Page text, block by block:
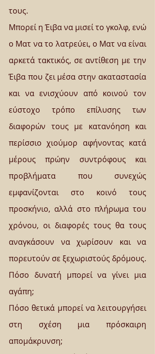
τους.
Μπορεί η Έιβα να μισεί το γκολφ, ενώ
ο Ματ να το λατρεύει, ο Ματ να είναι
αρκετά τακτικός, σε αντίθεση με την
Έιβα που ζει μέσα στην ακαταστασία
και να ενισχύουν από κοινού τον
εύστοχο τρόπο επίλυσης των
διαφορών τους με κατανόηση και
περίσσιο χιούμορ αφήνοντας κατά
μέρους πρώην συντρόφους και
προβλήματα που συνεχώς
εμφανίζονται στο κοινό τους
προσκήνιο, αλλά στο πλήρωμα του
χρόνου, οι διαφορές τους θα τους
αναγκάσουν να χωρίσουν και να
πορευτούν σε ξεχωριστούς δρόμους.
Πόσο δυνατή μπορεί να γίνει μια
αγάπη;
Πόσο θετικά μπορεί να λειτουργήσει
στη σχέση μια πρόσκαιρη
απομάκρυνση;